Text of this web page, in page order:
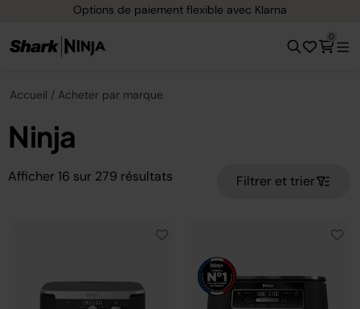
Livraison gratuite dès 40 € d'achat
0
Accueil Acheter par marque
Ninja
Afficher 16 sur 279 résultats Filtrer et trier